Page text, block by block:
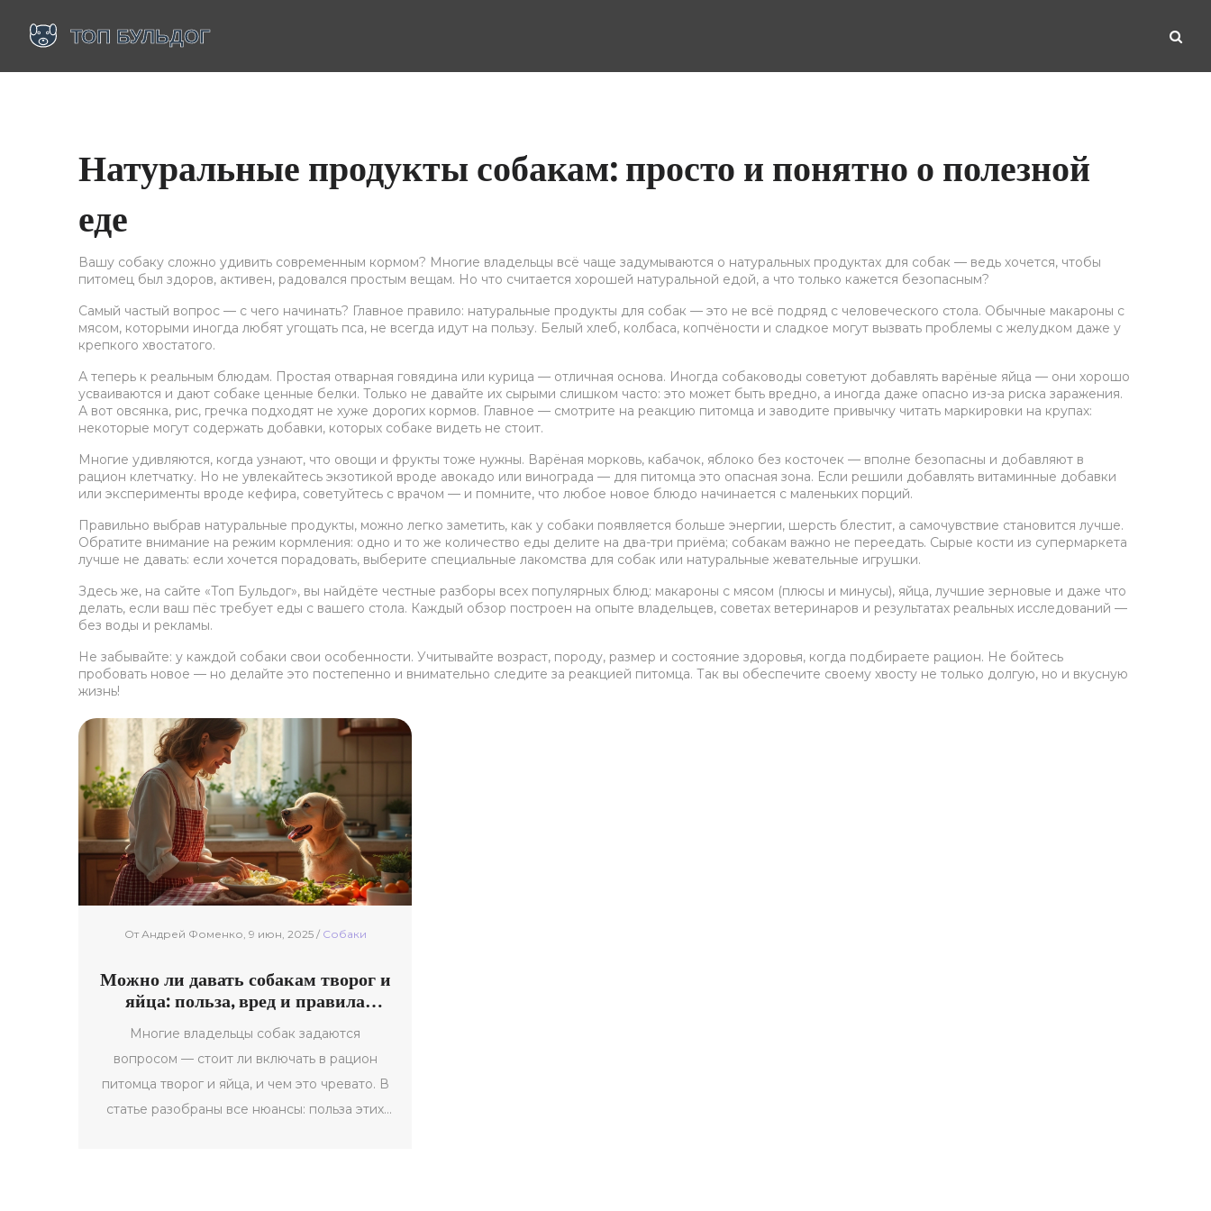
Натуральные продукты собакам: просто и понятно о полезной
еде
Вашу собаку сложно удивить современным кормом? Многие владельцы всё чаще задумываются о натуральных продуктах для собак — ведь хочется, чтобы
питомец был здоров, активен, радовался простым вещам. Но что считается хорошей натуральной едой, а что только кажется безопасным?
Самый частый вопрос — с чего начинать? Главное правило: натуральные продукты для собак — это не всё подряд с человеческого стола. Обычные макароны с
мясом, которыми иногда любят угощать пса, не всегда идут на пользу. Белый хлеб, колбаса, копчёности и сладкое могут вызвать проблемы с желудком даже у
крепкого хвостатого.
А теперь к реальным блюдам. Простая отварная говядина или курица — отличная основа. Иногда собаководы советуют добавлять варёные яйца — они хорошо
усваиваются и дают собаке ценные белки. Только не давайте их сырыми слишком часто: это может быть вредно, а иногда даже опасно из-за риска заражения.
А вот овсянка, рис, гречка подходят не хуже дорогих кормов. Главное — смотрите на реакцию питомца и заводите привычку читать маркировки на крупах:
некоторые могут содержать добавки, которых собаке видеть не стоит.
Многие удивляются, когда узнают, что овощи и фрукты тоже нужны. Варёная морковь, кабачок, яблоко без косточек — вполне безопасны и добавляют в
рацион клетчатку. Но не увлекайтесь экзотикой вроде авокадо или винограда — для питомца это опасная зона. Если решили добавлять витаминные добавки
или эксперименты вроде кефира, советуйтесь с врачом — и помните, что любое новое блюдо начинается с маленьких порций.
Правильно выбрав натуральные продукты, можно легко заметить, как у собаки появляется больше энергии, шерсть блестит, а самочувствие становится лучше.
Обратите внимание на режим кормления: одно и то же количество еды делите на два-три приёма; собакам важно не переедать. Сырые кости из супермаркета
лучше не давать: если хочется порадовать, выберите специальные лакомства для собак или натуральные жевательные игрушки.
Здесь же, на сайте «Топ Бульдог», вы найдёте честные разборы всех популярных блюд: макароны с мясом (плюсы и минусы), яйца, лучшие зерновые и даже что
делать, если ваш пёс требует еды с вашего стола. Каждый обзор построен на опыте владельцев, советах ветеринаров и результатах реальных исследований —
без воды и рекламы.
Не забывайте: у каждой собаки свои особенности. Учитывайте возраст, породу, размер и состояние здоровья, когда подбираете рацион. Не бойтесь
пробовать новое — но делайте это постепенно и внимательно следите за реакцией питомца. Так вы обеспечите своему хвосту не только долгую, но и вкусную
жизнь!
От Андрей Фоменко, 9 июн, 2025 / Собаки
Можно ли давать собакам творог и
яйца: польза, вред и правила
кормления
Многие владельцы собак задаются
вопросом — стоит ли включать в рацион
питомца творог и яйца, и чем это чревато. В
статье разобраны все нюансы: польза этих